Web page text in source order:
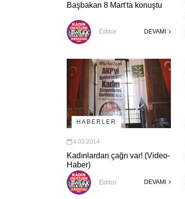
Başbakan 8 Mart'ta konuştu
Editor DEVAMI
HABERLER
4.03.2014
Kadınlardan çağrı var! (Video-
Haber)
Editor DEVAMI